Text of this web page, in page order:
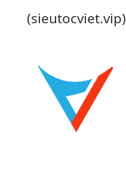
(sieutocviet.vip)